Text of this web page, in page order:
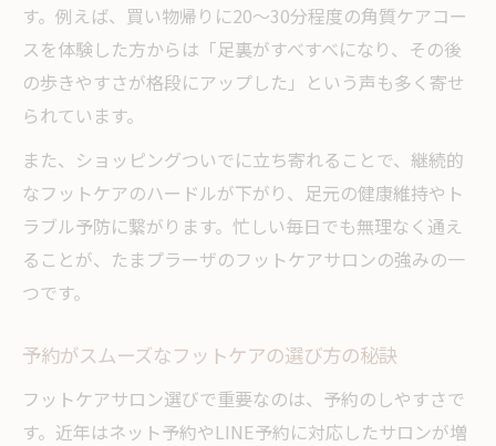
す。例えば、買い物帰りに20～30分程度の角質ケアコー
スを体験した方からは「足裏がすべすべになり、その後
の歩きやすさが格段にアップした」という声も多く寄せ
られています。
また、ショッピングついでに立ち寄れることで、継続的
なフットケアのハードルが下がり、足元の健康維持やト
ラブル予防に繋がります。忙しい毎日でも無理なく通え
ることが、たまプラーザのフットケアサロンの強みの一
つです。
予約がスムーズなフットケアの選び方の秘訣
フットケアサロン選びで重要なのは、予約のしやすさで
す。近年はネット予約やLINE予約に対応したサロンが増